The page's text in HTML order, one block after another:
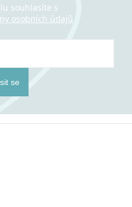
souhlasíte s
osobních údajů
se